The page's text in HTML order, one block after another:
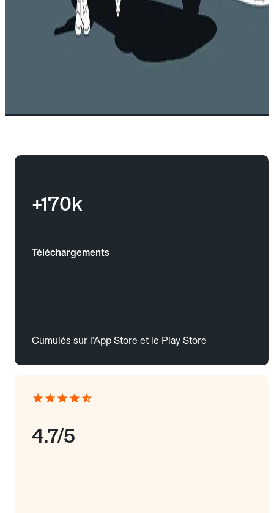
+170k
Téléchargements
Cumulés sur l'App Store et le Play Store
4.7/5